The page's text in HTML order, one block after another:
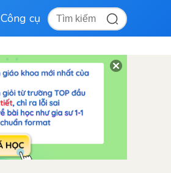
Công cụ